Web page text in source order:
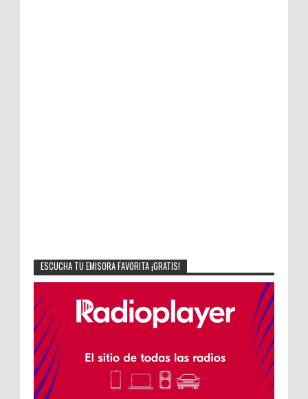
ESCUCHA TU EMISORA FAVORITA ¡GRATIS!